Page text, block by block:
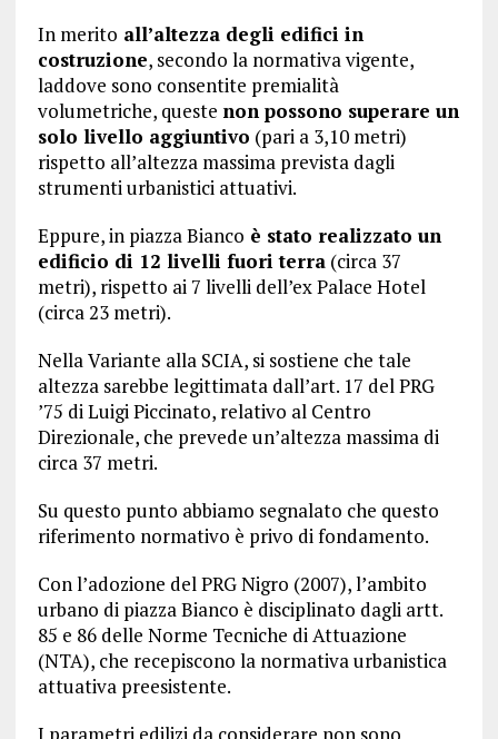
In merito all’altezza degli edifici in
costruzione, secondo la normativa vigente,
laddove sono consentite premialità
volumetriche, queste non possono superare un
solo livello aggiuntivo (pari a 3,10 metri)
rispetto all’altezza massima prevista dagli
strumenti urbanistici attuativi.
Eppure, in piazza Bianco è stato realizzato un
edificio di 12 livelli fuori terra(circa 37
metri), rispetto ai 7 livelli dell’ex Palace Hotel
(circa 23 metri).
Nella Variante alla SCIA, si sostiene che tale
altezza sarebbe legittimata dall’art. 17 del PRG
’75 di Luigi Piccinato, relativo al Centro
Direzionale, che prevede un’altezza massima di
circa 37 metri.
Su questo punto abbiamo segnalato che questo
riferimento normativo è privo di fondamento.
Con l’adozione del PRG Nigro (2007), l’ambito
urbano di piazza Bianco è disciplinato dagli artt.
85 e 86 delle Norme Tecniche di Attuazione
(NTA), che recepiscono la normativa urbanistica
attuativa preesistente.